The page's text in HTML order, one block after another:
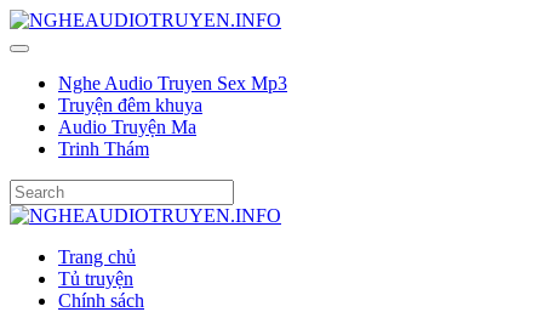
Nghe Audio Truyen Sex Mp3
Truyện đêm khuya
Audio Truyện Ma
Trinh Thám
Trang chủ
Tủ truyện
Chính sách